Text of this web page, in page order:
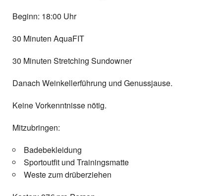
Beginn: 18:00 Uhr
30 Minuten AquaFIT
30 Minuten Stretching Sundowner
Danach Weinkellerführung und Genussjause.
Keine Vorkenntnisse nötig.
Mitzubringen:
Badebekleidung
Sportoutfit und Trainingsmatte
Weste zum drüberziehen